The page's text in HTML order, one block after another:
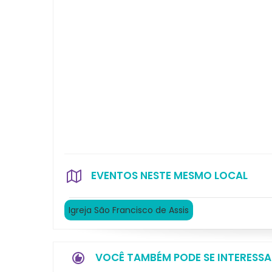
EVENTOS NESTE MESMO LOCAL
Igreja São Francisco de Assis
VOCÊ TAMBÉM PODE SE